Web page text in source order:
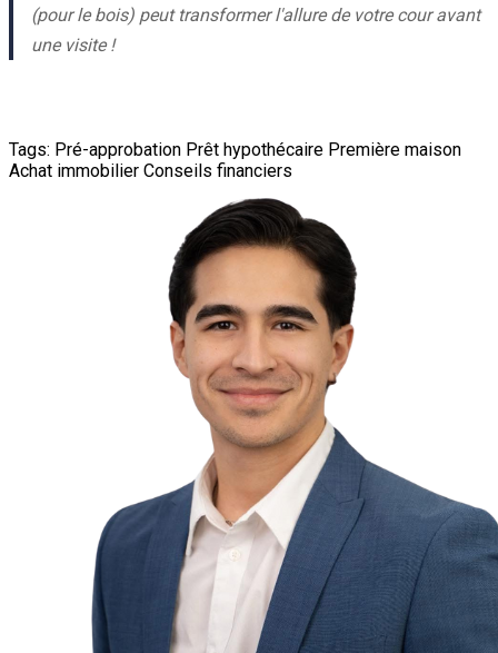
(pour le bois) peut transformer l'allure de votre cour avant
une visite !
Tags: Pré-approbation Prêt hypothécaire Première maison
Achat immobilier Conseils financiers